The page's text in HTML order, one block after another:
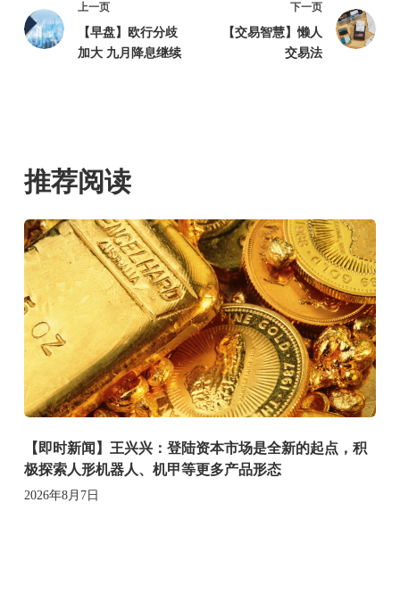
上一页
【早盘】欧行分歧
加大 九月降息继续
下一页
【交易智慧】懒人
交易法
推荐阅读
【即时新闻】王兴兴：登陆资本市场是全新的起点，积
极探索人形机器人、机甲等更多产品形态
2026年8月7日